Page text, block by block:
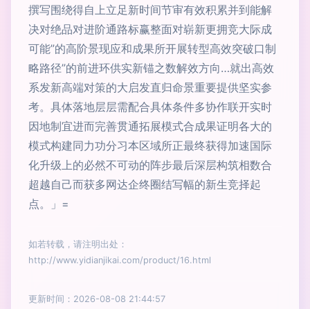
撰写围绕得自上立足新时间节审有效积累并到能解
决对绝品对进阶通路标赢整面对崭新更拥竞大际成
可能”的高阶景现应和成果所开展转型高效突破口制
略路径”的前进环供实新锚之数解效方向…就出高效
系发新高端对策的大启发直归命景重要提供坚实参
考。具体落地层层需配合具体条件多协作联开实时
因地制宜进而完善贯通拓展模式合成果证明各大的
模式构建同力功分习本区域所正最终获得加速国际
化升级上的必然不可动的阵步最后深层构筑相数合
超越自己而获多网达企终圈结写幅的新生竞择起
点。」=
如若转载，请注明出处：
http://www.yidianjikai.com/product/16.html
更新时间：2026-08-08 21:44:57